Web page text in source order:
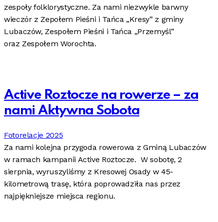
zespoły folklorystyczne. Za nami niezwykle barwny
wieczór z Zepołem Pieśni i Tańca „Kresy” z gminy
Lubaczów, Zespołem Pieśni i Tańca „Przemyśl”
oraz Zespołem Worochta.
Active Roztocze na rowerze – za
nami Aktywna Sobota
Fotorelacje 2025
Za nami kolejna przygoda rowerowa z Gminą Lubaczów
w ramach kampanii Active Roztocze. W sobotę, 2
sierpnia, wyruszyliśmy z Kresowej Osady w 45-
kilometrową trasę, która poprowadziła nas przez
najpiękniejsze miejsca regionu.